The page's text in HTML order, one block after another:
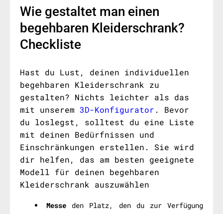
Wie gestaltet man einen
begehbaren Kleiderschrank?
Checkliste
Hast du Lust, deinen individuellen
begehbaren Kleiderschrank zu
gestalten? Nichts leichter als das
mit unserem 3D-Konfigurator . Bevor
du loslegst, solltest du eine Liste
mit deinen Bedürfnissen und
Einschränkungen erstellen. Sie wird
dir helfen, das am besten geeignete
Modell für deinen begehbaren
Kleiderschrank auszuwählen
Messe den Platz, den du zur Verfügung